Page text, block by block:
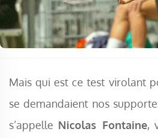
Mais qui est ce test virolant
se demandaient nos
s’appelle Nicolas Fontaine,